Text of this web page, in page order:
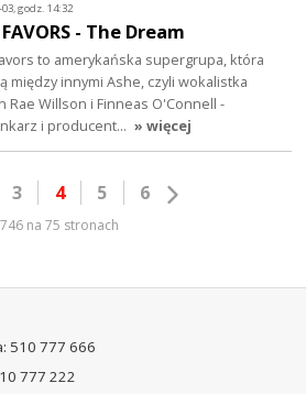
03, godz. 14:32
- The Dream
to amerykańska supergrupa, która
między innymi Ashe, czyli wokalistka
Rae Willson i Finneas O'Connell -
i producent… » więcej
3 4 5 6
746 na 75 stronach
510 777 666
777 222